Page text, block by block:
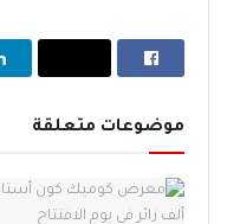
موضوعات متعلقة